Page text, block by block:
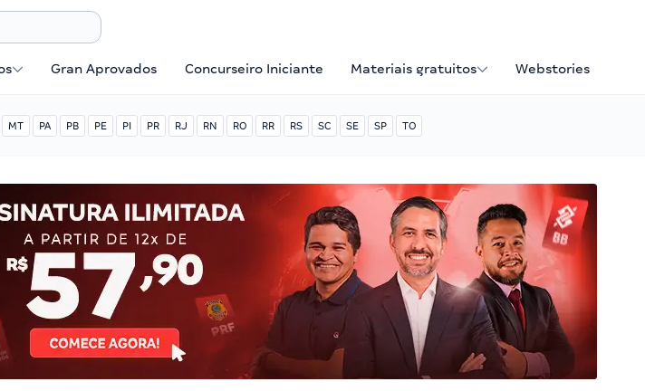
Gran Aprovados Concurseiro Iniciante Materiais gratuitos Webstories
MT PA PB PE PI PR RJ RN RO RR RS SC SE SP TO